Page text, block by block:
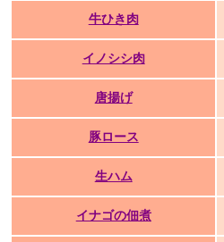
牛ひき肉
イノシシ肉
唐揚げ
豚ロース
生ハム
イナゴの佃煮